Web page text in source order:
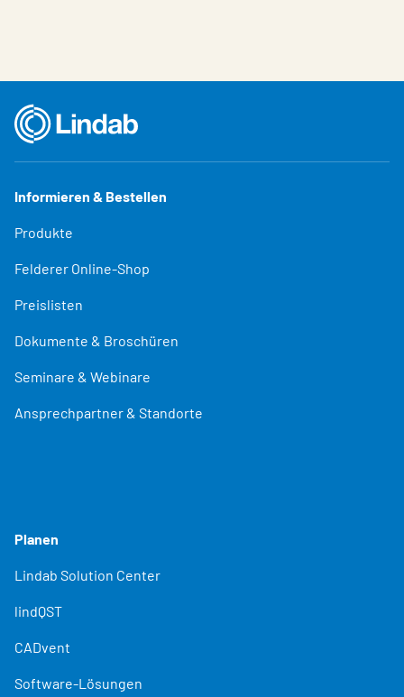
Informieren & Bestellen
Produkte
Felderer Online-Shop
Preislisten
Dokumente & Broschüren
Seminare & Webinare
Ansprechpartner & Standorte
Planen
Lindab Solution Center
lindQST
CADvent
Software-Lösungen